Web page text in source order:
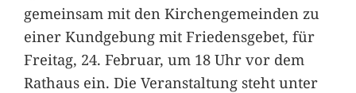
gemeinsam mit den Kirchengemeinden zu
einer Kundgebung mit Friedensgebet, für
Freitag, 24. Februar, um 18 Uhr vor dem
Rathaus ein. Die Veranstaltung steht unter